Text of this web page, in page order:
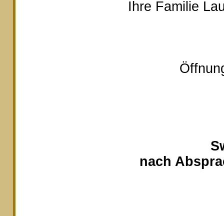
Ihre Familie
nach